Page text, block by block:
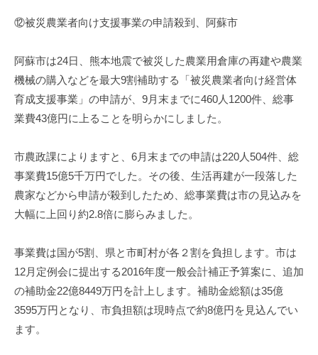
⑫被災農業者向け支援事業の申請殺到、阿蘇市
阿蘇市は24日、熊本地震で被災した農業用倉庫の再建や農業
機械の購入などを最大9割補助する「被災農業者向け経営体
育成支援事業」の申請が、9月末までに460人1200件、総事
業費43億円に上ることを明らかにしました。
市農政課によりますと、6月末までの申請は220人504件、総
事業費15億5千万円でした。その後、生活再建が一段落した
農家などから申請が殺到したため、総事業費は市の見込みを
大幅に上回り約2.8倍に膨らみました。
事業費は国が5割、県と市町村が各２割を負担します。市は
12月定例会に提出する2016年度一般会計補正予算案に、追加
の補助金22億8449万円を計上します。補助金総額は35億
3595万円となり、市負担額は現時点で約8億円を見込んでい
ます。